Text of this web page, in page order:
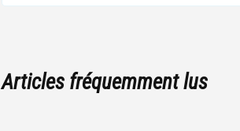
Articles fréquemment lus